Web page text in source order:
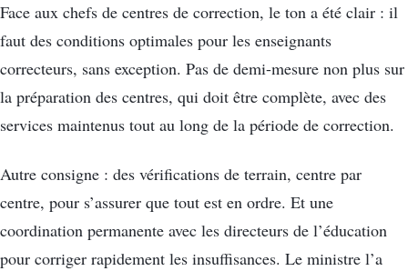
Face aux chefs de centres de correction, le ton a été clair : il
faut des conditions optimales pour les enseignants
correcteurs, sans exception. Pas de demi-mesure non plus sur
la préparation des centres, qui doit être complète, avec des
services maintenus tout au long de la période de correction.
Autre consigne : des vérifications de terrain, centre par
centre, pour s’assurer que tout est en ordre. Et une
coordination permanente avec les directeurs de l’éducation
pour corriger rapidement les insuffisances. Le ministre l’a